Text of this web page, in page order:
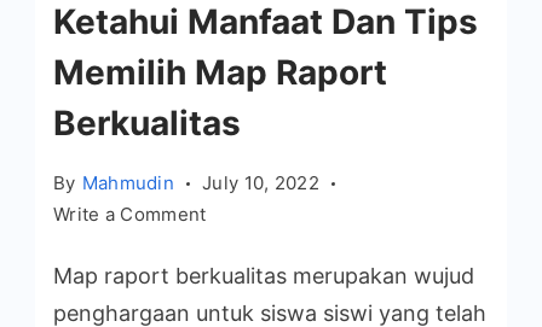
Ketahui Manfaat Dan Tips
Memilih Map Raport
Berkualitas
By Mahmudin
July 10, 2022
Write a Commenton
Manfaat
Dan
Map raport berkualitas merupakan wujud
penghargaan untuk siswa siswi yang telah